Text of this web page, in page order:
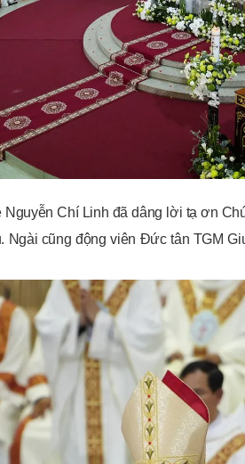
Chí Linh đã dâng lời tạ ơn
Ngài cũng động viên Đức tân TGM